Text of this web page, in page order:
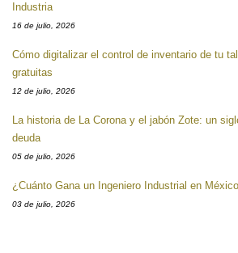
Industria
16 de julio, 2026
Cómo digitalizar el control de inventario de tu
gratuitas
12 de julio, 2026
La historia de La Corona y el jabón Zote: un
deuda
05 de julio, 2026
¿Cuánto Gana un Ingeniero Industrial en
03 de julio, 2026